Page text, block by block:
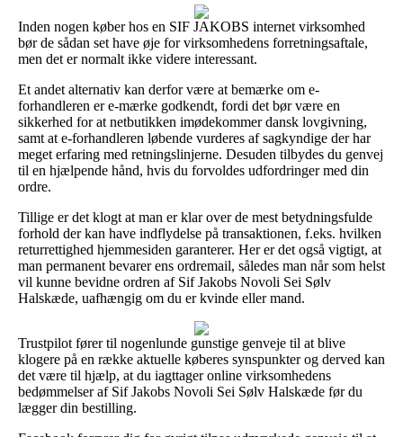
Inden nogen køber hos en SIF JAKOBS internet virksomhed
bør de sådan set have øje for virksomhedens forretningsaftale,
men det er normalt ikke videre interessant.
Et andet alternativ kan derfor være at bemærke om e-
forhandleren er e-mærke godkendt, fordi det bør være en
sikkerhed for at netbutikken imødekommer dansk lovgivning,
samt at e-forhandleren løbende vurderes af sagkyndige der har
meget erfaring med retningslinjerne. Desuden tilbydes du genvej
til en hjælpende hånd, hvis du forvoldes udfordringer med din
ordre.
Tillige er det klogt at man er klar over de mest betydningsfulde
forhold der kan have indflydelse på transaktionen, f.eks. hvilken
returrettighed hjemmesiden garanterer. Her er det også vigtigt, at
man permanent bevarer ens ordremail, således man når som helst
vil kunne bevidne ordren af Sif Jakobs Novoli Sei Sølv
Halskæde, uafhængig om du er kvinde eller mand.
Trustpilot fører til nogenlunde gunstige genveje til at blive
klogere på en række aktuelle køberes synspunkter og derved kan
det være til hjælp, at du iagttager online virksomhedens
bedømmelser af Sif Jakobs Novoli Sei Sølv Halskæde før du
lægger din bestilling.